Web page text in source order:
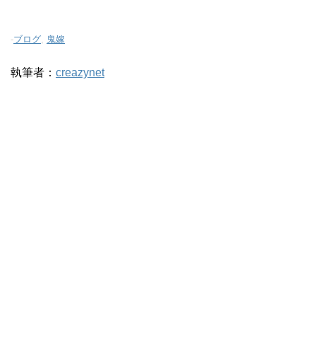
-ブログ, 鬼嫁
執筆者： creazynet